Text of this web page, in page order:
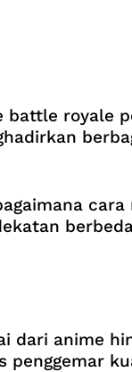
battle royale
dari anime
penggemar